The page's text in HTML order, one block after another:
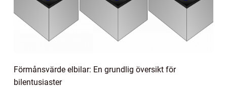
Förmånsvärde elbilar: En grundlig översikt för
bilentusiaster